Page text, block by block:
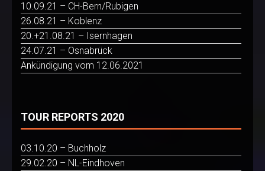
10.09.21 – CH-Bern/Rubigen
26.08.21 – Koblenz
20.+21.08.21 – Isernhagen
24.07.21 – Osnabrück
Ankündigung vom 12.06.2021
TOUR REPORTS 2020
03.10.20 – Buchholz
29.02.20 – NL-Eindhoven